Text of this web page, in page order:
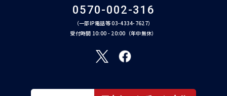
0570-002-316
（一部IP電話等 03-4334-7627）
受付時間 10:00 - 20:00（年中無休）